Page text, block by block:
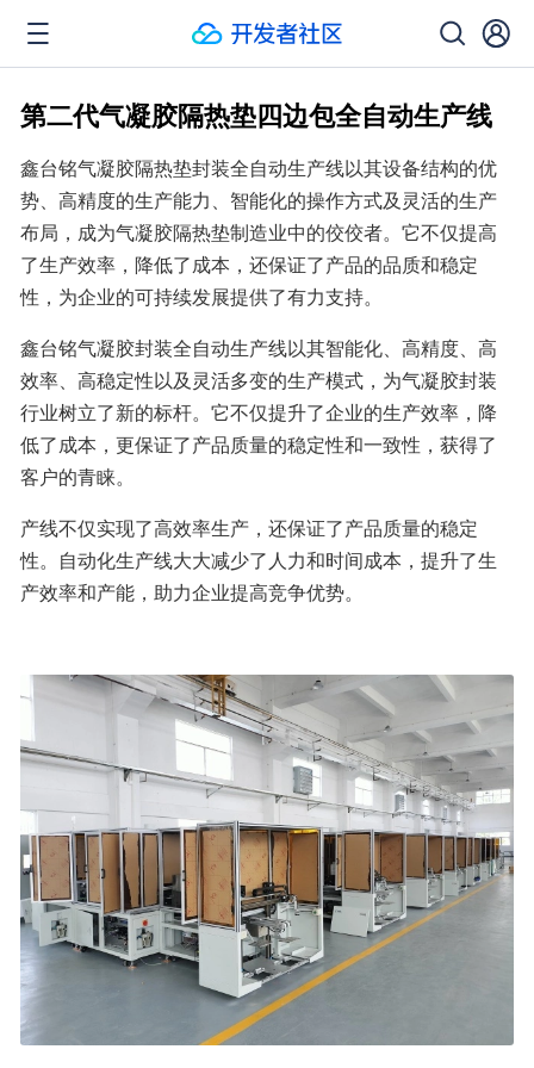
第二代气凝胶隔热垫四边包全自动生产线
鑫台铭气凝胶隔热垫封装全自动生产线以其设备结构的优
势、高精度的生产能力、智能化的操作方式及灵活的生产
布局，成为气凝胶隔热垫制造业中的佼佼者。它不仅提高
了生产效率，降低了成本，还保证了产品的品质和稳定
性，为企业的可持续发展提供了有力支持。
鑫台铭气凝胶封装全自动生产线以其智能化、高精度、高
效率、高稳定性以及灵活多变的生产模式，为气凝胶封装
行业树立了新的标杆。它不仅提升了企业的生产效率，降
低了成本，更保证了产品质量的稳定性和一致性，获得了
客户的青睐。
产线不仅实现了高效率生产，还保证了产品质量的稳定
性。自动化生产线大大减少了人力和时间成本，提升了生
产效率和产能，助力企业提高竞争优势。